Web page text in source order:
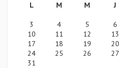
L
M M J
3
4 5 6
10
11 12 13
17
18 19 20
24
25 26 27
31